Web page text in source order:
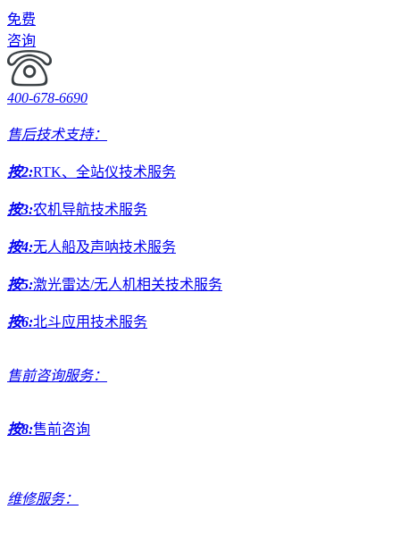
免费
咨询
400-678-6690
售后技术支持：
按2:RTK、全站仪技术服务
按3:农机导航技术服务
按4:无人船及声呐技术服务
按5:激光雷达/无人机相关技术服务
按6:北斗应用技术服务
售前咨询服务：
按8:售前咨询
维修服务：